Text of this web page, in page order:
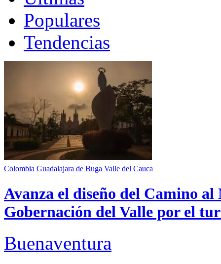
Populares
Tendencias
Colombia Guadalajara de Buga Valle del Cauca
Avanza el diseño del Camino
Gobernación del Valle por el
Buenaventura